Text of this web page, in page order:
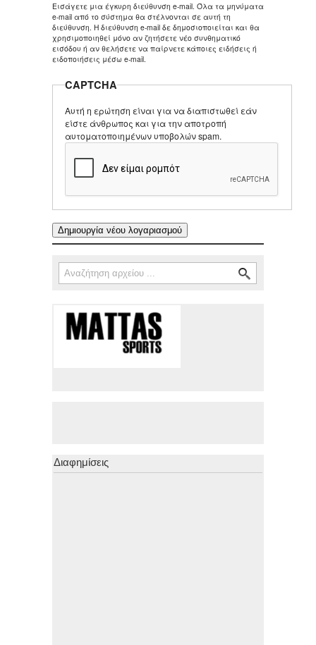
Εισάγετε μια έγκυρη διεύθυνση e-mail. Όλα τα μηνύματα
e-mail από το σύστημα θα στέλνονται σε αυτή τη
διεύθυνση. Η διεύθυνση e-mail δε δημοσιοποιείται και θα
χρησιμοποιηθεί μόνο αν ζητήσετε νέο συνθηματικό
εισόδου ή αν θελήσετε να παίρνετε κάποιες ειδήσεις ή
ειδοποιήσεις μέσω e-mail.
CAPTCHA
Αυτή η ερώτηση είναι για να διαπιστωθεί εάν
είστε άνθρωπος και για την αποτροπή
αυτοματοποιημένων υποβολών spam.
Φόρμα αναζήτησης
Αναζήτηση
Διαφημίσεις